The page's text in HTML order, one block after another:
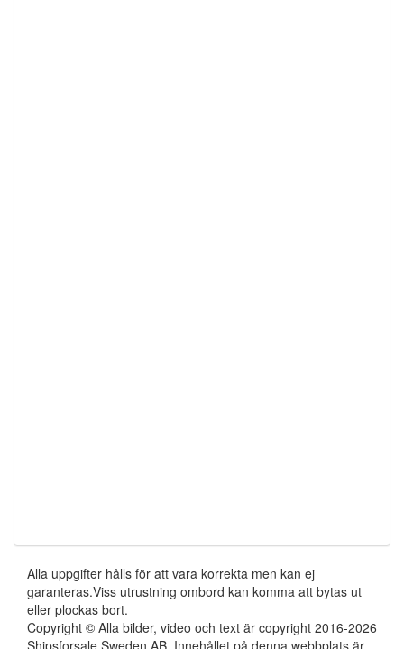
Alla uppgifter hålls för att vara korrekta men kan ej
garanteras.Viss utrustning ombord kan komma att bytas ut
eller plockas bort.
Copyright © Alla bilder, video och text är copyright 2016-2026
Shipsforsale Sweden AB. Innehållet på denna webbplats är